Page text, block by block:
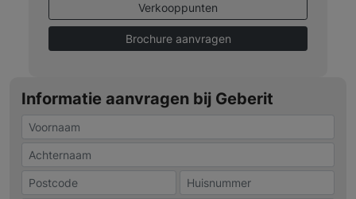
Verkooppunten
Brochure aanvragen
Informatie aanvragen bij Geberit